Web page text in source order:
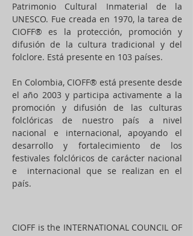
Patrimonio Cultural Inmaterial de la
UNESCO. Fue creada en 1970, la tarea de
CIOFF® es la protección, promoción y
difusión de la cultura tradicional y del
folclore. Está presente en 103 países.
En Colombia, CIOFF® está presente desde
el año 2003 y participa activamente a la
promoción y difusión de las culturas
folclóricas de nuestro país a nivel
nacional e internacional, apoyando el
desarrollo y fortalecimiento de los
festivales folclóricos de carácter nacional
e internacional que se realizan en el
país.
CIOFF is the INTERNATIONAL COUNCIL OF